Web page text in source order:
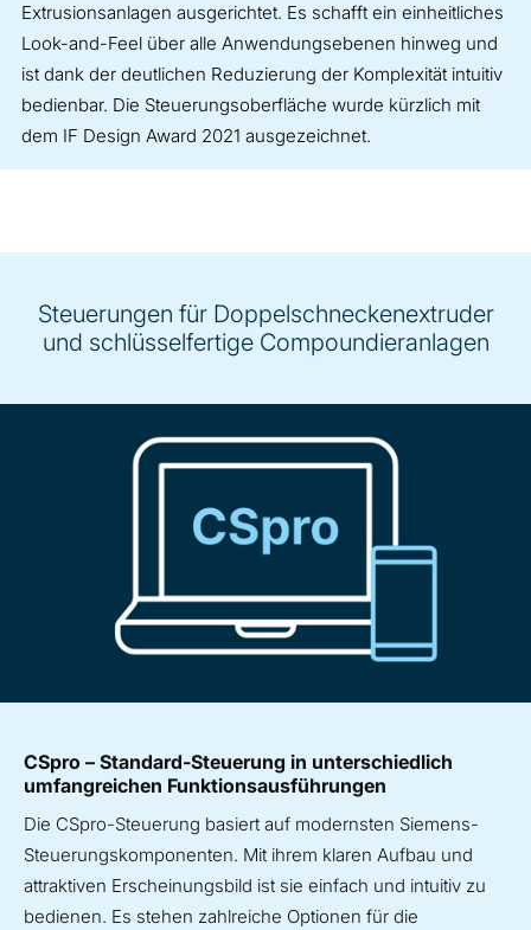
Extrusionsanlagen ausgerichtet. Es schafft ein einheitliches
Look-and-Feel über alle Anwendungsebenen hinweg und
ist dank der deutlichen Reduzierung der Komplexität intuitiv
bedienbar. Die Steuerungsoberfläche wurde kürzlich mit
dem IF Design Award 2021 ausgezeichnet.
Steuerungen für Doppelschneckenextruder
und schlüsselfertige Compoundieranlagen
CSpro – Standard-Steuerung in unterschiedlich
umfangreichen Funktionsausführungen
Die CSpro-Steuerung basiert auf modernsten Siemens-
Steuerungskomponenten. Mit ihrem klaren Aufbau und
attraktiven Erscheinungsbild ist sie einfach und intuitiv zu
bedienen. Es stehen zahlreiche Optionen für die